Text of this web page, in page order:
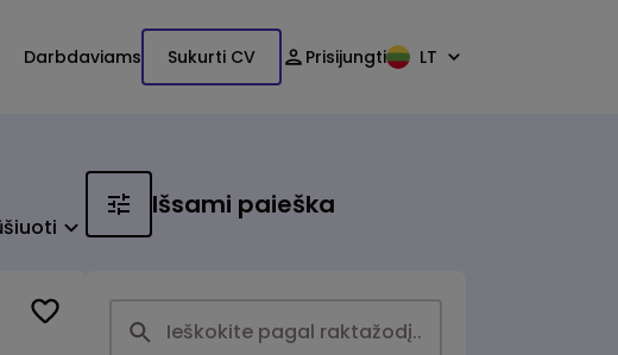
Darbdaviams Sukurti CV Prisijungti LT
Išsami paieška